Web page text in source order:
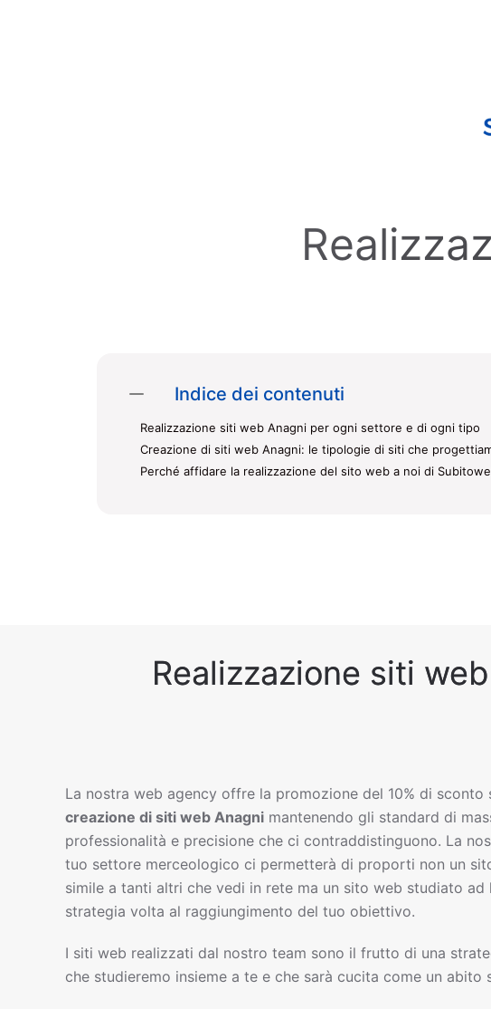
Indice dei contenuti
Realizzazione siti web Anagni per ogni settore e di ogni tipo
Creazione di siti web Anagni: le tipologie di siti che
Perché affidare la realizzazione del sito web a noi di
Realizzazione siti
La nostra web agency offre la promozione del 10% di sconto
creazione di siti web Anagni mantenendo gli standard di
professionalità e precisione che ci contraddistinguono. La
tuo settore merceologico ci permetterà di proporti non un
simile a tanti altri che vedi in rete ma un sito web studiato ad
strategia volta al raggiungimento del tuo obiettivo.
I siti web realizzati dal nostro team sono il frutto di una
che studieremo insieme a te e che sarà cucita come un abito